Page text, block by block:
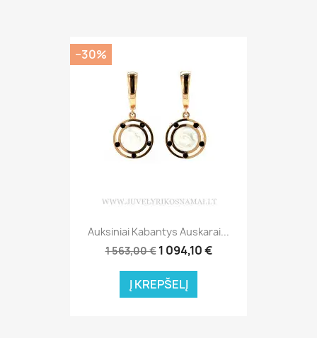
Auksiniai Kabantys Auskarai...
1 563,00 € 1 094,10 €
Į KREPŠELĮ
−30%